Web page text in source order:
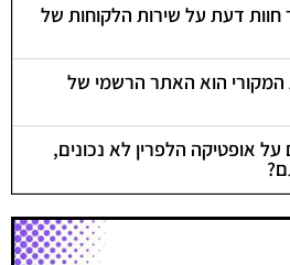
דעת על שירות הלקוחות של
המקורי הוא האתר הרשמי של
אופטיקה הלפרין לא נכונים,